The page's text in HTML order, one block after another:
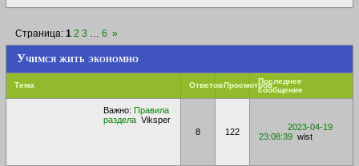
Учимся жить экономно
Страница: 1 2 3 … 6 »
Тема ОтветовПросмотровПоследнее
сообщение
Важно: Правила
раздела Viksper
8
122
2023-04-19
23:08:39 wist